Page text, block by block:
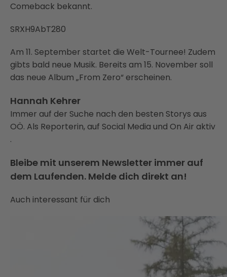
Comeback bekannt.
SRXH9AbT280
Am 11. September startet die Welt-Tournee! Zudem
gibts bald neue Musik. Bereits am 15. November soll
das neue Album „From Zero“ erscheinen.
Hannah Kehrer
Immer auf der Suche nach den besten Storys aus
OÖ. Als Reporterin, auf Social Media und On Air aktiv
.
Bleibe mit unserem Newsletter immer auf
dem Laufenden. Melde dich direkt an!
Auch interessant für dich